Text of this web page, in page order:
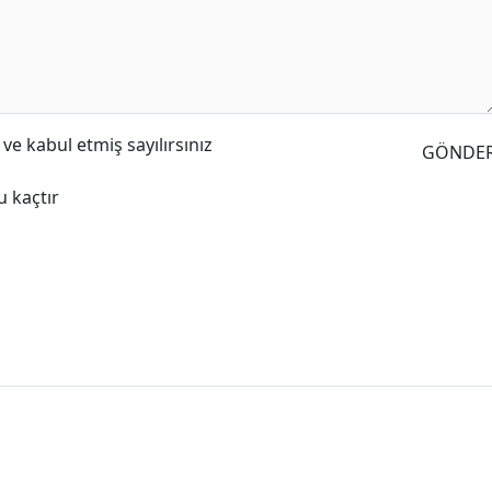
kabul etmiş sayılırsınız
kaçtır